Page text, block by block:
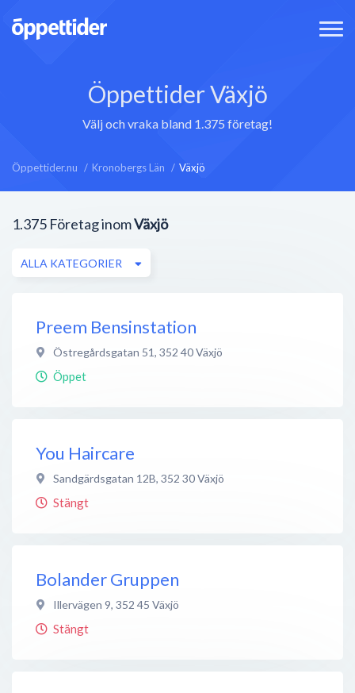
Öppettider Växjö
Välj och vraka bland 1.375 företag!
Öppettider.nu Kronobergs Län Växjö
1.375 Företag inomVäxjö
ALLA KATEGORIER
Preem Bensinstation
Östregårdsgatan 51, 352 40Växjö
Öppet
You Haircare
Sandgärdsgatan 12B, 352 30Växjö
Stängt
Bolander Gruppen
Illervägen 9, 352 45 Växjö
Stängt